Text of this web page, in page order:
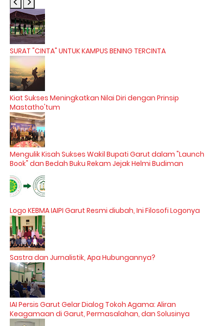
SURAT "CINTA" UNTUK KAMPUS BENING TERCINTA
Kiat Sukses Meningkatkan Nilai Diri dengan Prinsip
Mastatho'tum
Mengulik Kisah Sukses Wakil Bupati Garut dalam "Launch
Book" dan Bedah Buku Rekam Jejak Helmi Budiman
Logo KEBMA IAIPI Garut Resmi diubah, Ini Filosofi Logonya
Sastra dan Jurnalistik, Apa Hubungannya?
IAI Persis Garut Gelar Dialog Tokoh Agama: Aliran
Keagamaan di Garut, Permasalahan, dan Solusinya